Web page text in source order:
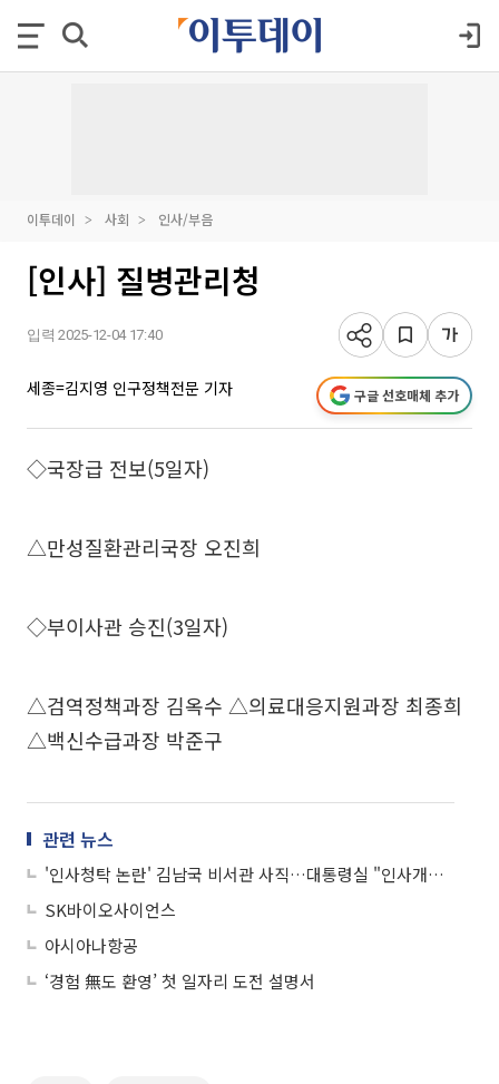
이투데이 사회 인사/부음
[인사] 질병관리청
입력 2025-12-04 17:40
세종=김지영 인구정책전문 기자 구글 선호매체 추가
◇국장급 전보(5일자)
△만성질환관리국장 오진희
◇부이사관 승진(3일자)
△검역정책과장 김옥수 △의료대응지원과장 최종희
△백신수급과장 박준구
관련 뉴스
'인사청탁 논란' 김남국 비서관 사직…대통령실 "인사개입 사실 아냐"
SK바이오사이언스
아시아나항공
‘경험 無도 환영’ 첫 일자리 도전 설명서